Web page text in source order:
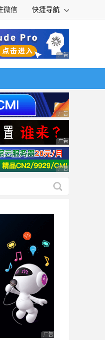
微信 快捷导航
广告 商业广告，理
广告 商业广告，理
广告 商业广告，理
广告 商业广告，理
广告 商业广告，理性选择